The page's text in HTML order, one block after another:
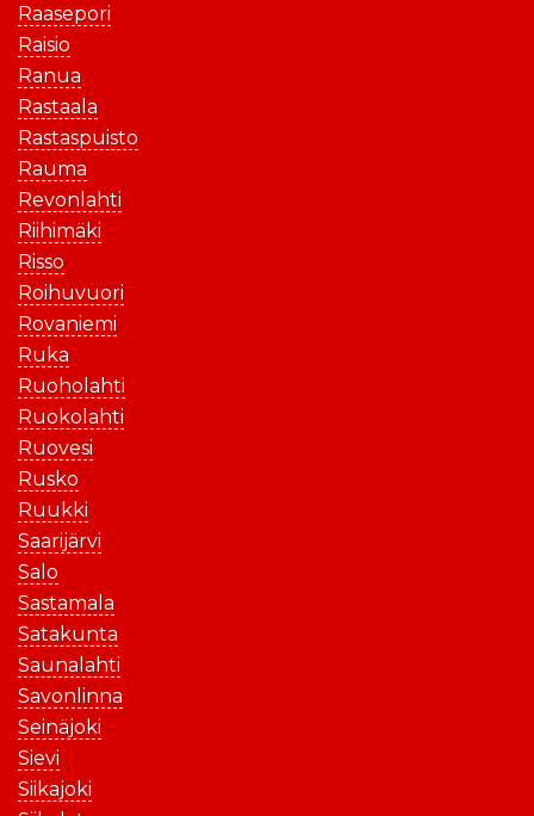
Raasepori
Raisio
Ranua
Rastaala
Rastaspuisto
Rauma
Revonlahti
Riihimäki
Risso
Roihuvuori
Rovaniemi
Ruka
Ruoholahti
Ruokolahti
Ruovesi
Rusko
Ruukki
Saarijärvi
Salo
Sastamala
Satakunta
Saunalahti
Savonlinna
Seinäjoki
Sievi
Siikajoki